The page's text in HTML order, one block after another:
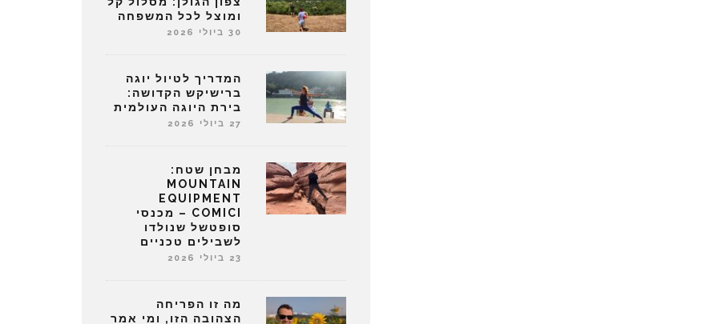
ומוצל לכל המשפחה
30 ביולי 2026
המדריך לטיול יוגה
ברישיקש הקדושה:
בירת היוגה העולמית
27 ביולי 2026
מבחן שטח:
MOUNTAIN
EQUIPMENT
COMICI – מכנסי
סופטשל שנולדו
לשבילים טכניים
23 ביולי 2026
מה זו הפריחה
הצהובה הזו, ומי אמר